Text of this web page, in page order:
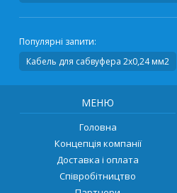
Популярні запити:
Кабель для сабвуфера 2х0,24 мм2
МЕНЮ
Головна
Концепція компанії
Доставка і оплата
Співробітництво